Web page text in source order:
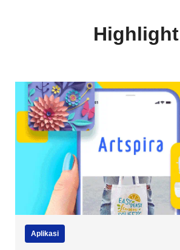
Highlight
Aplikasi